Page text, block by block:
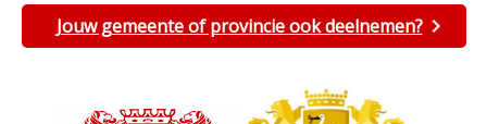
Jouw gemeente of provincie ook deelnemen?